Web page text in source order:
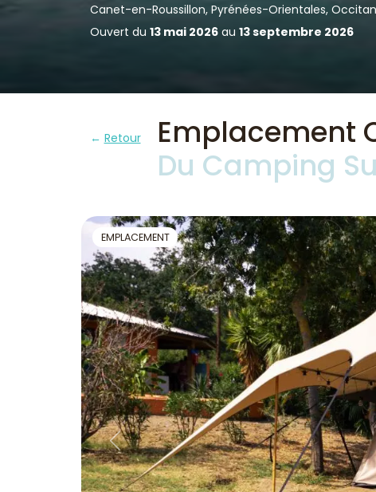
Canet-en-Roussillon, Pyrénées-Orientales,
Ouvert du 13 mai 2026au 13 septembre 2026
Retour
Emplacement
Du Camping
EMPLACEMENT